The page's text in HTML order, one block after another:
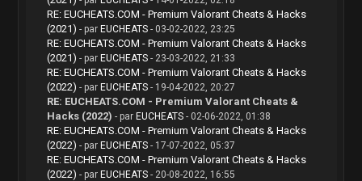
RE: EUCHEATS.COM - Premium Valorant Cheats & Hacks
(2021) - par EUCHEATS- 03-02-2022, 23:25
RE: EUCHEATS.COM - Premium Valorant Cheats & Hacks
(2021) - par EUCHEATS- 23-03-2022, 21:33
RE: EUCHEATS.COM - Premium Valorant Cheats & Hacks
(2022) - par EUCHEATS- 19-04-2022, 20:27
RE: EUCHEATS.COM - Premium Valorant Cheats &
Hacks (2022) - par EUCHEATS- 02-06-2022, 01:38
RE: EUCHEATS.COM - Premium Valorant Cheats & Hacks
(2022) - par EUCHEATS- 17-07-2022, 05:37
RE: EUCHEATS.COM - Premium Valorant Cheats & Hacks
(2022) - par EUCHEATS- 20-08-2022, 16:55